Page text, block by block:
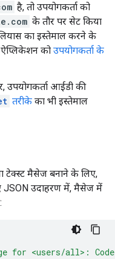
है, तो उपयोगकर्ता को
के तौर पर सेट किया
का इस्तेमाल करने के
को उपयोगकर्ता के
उपयोगकर्ता आईडी की
तरीके का भी इस्तेमाल
टेक्स्ट मैसेज बनाने के लिए,
JSON उदाहरण में, मैसेज में
for <users/all>: